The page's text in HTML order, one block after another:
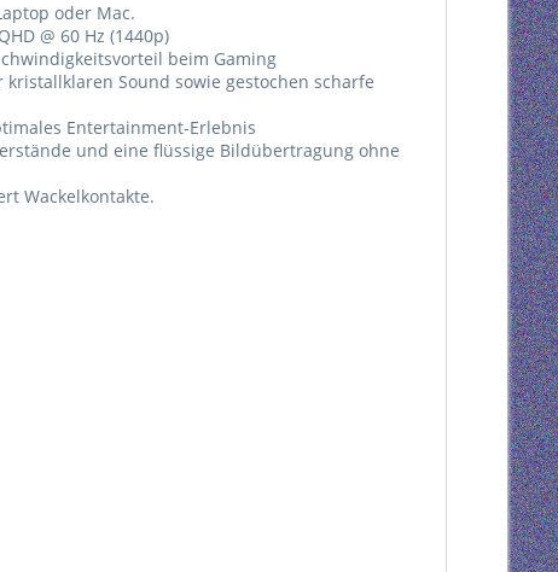
oder Mac.
@ 60 Hz (1440p)
beim Gaming
Sound sowie gestochen scharfe
Entertainment-Erlebnis
und eine flüssige Bildübertragung ohne
Wackelkontakte.